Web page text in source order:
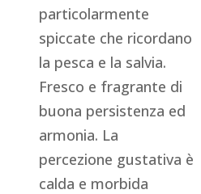
particolarmente
spiccate che ricordano
la pesca e la salvia.
Fresco e fragrante di
buona persistenza ed
armonia. La
percezione gustativa è
calda e morbida